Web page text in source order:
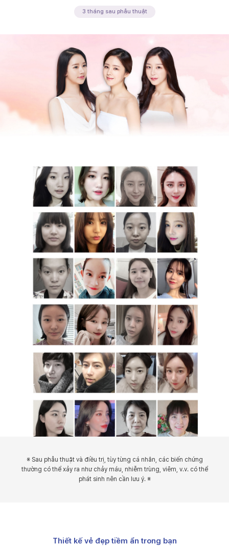
3 tháng sau phẫu thuật
※ Sau phẫu thuật và điều trị, tùy từng cá nhân, các biến chứng
thường có thể xảy ra như chảy máu, nhiễm trùng, viêm, v.v. có thể
phát sinh nên cần lưu ý. ※
Thiết kế vẻ đẹp tiềm ẩn trong bạn